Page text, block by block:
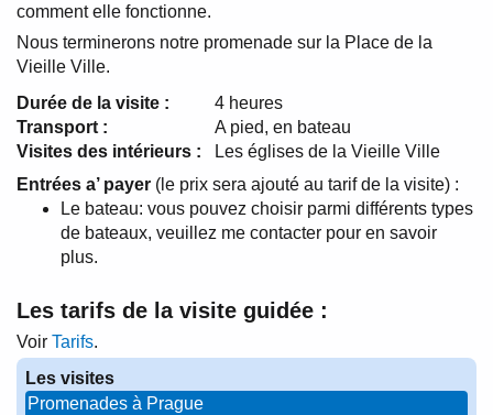
comment elle fonctionne.
Nous terminerons notre promenade sur la Place de la
Vieille Ville.
Durée de la visite :
4 heures
Transport :
A pied, en bateau
Visites des intérieurs :
Les églises de la Vieille Ville
Entrées a’ payer (le prix sera ajouté au tarif de la visite) :
Le bateau: vous pouvez choisir parmi différents types
de bateaux, veuillez me contacter pour en savoir
plus.
Les tarifs de la visite guidée :
Voir Tarifs.
Les visites
Promenades à Prague